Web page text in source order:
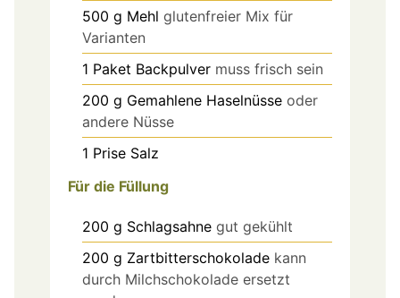
500 g Mehl glutenfreier Mix für
Varianten
1 Paket Backpulver muss frisch sein
200 g Gemahlene Haselnüsse oder
andere Nüsse
1 Prise Salz
Für die Füllung
200 g Schlagsahne gut gekühlt
200 g Zartbitterschokolade kann
durch Milchschokolade ersetzt